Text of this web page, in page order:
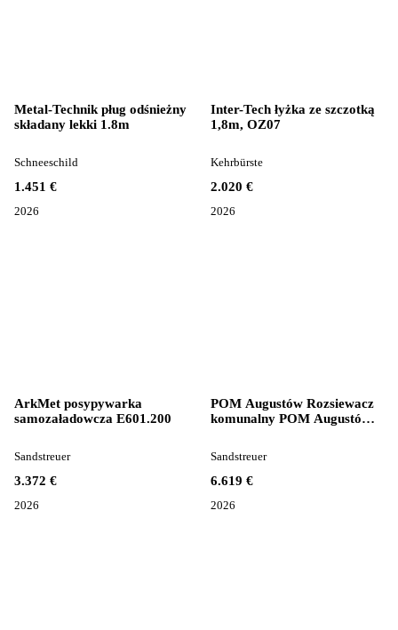
Metal-Technik pług odśnieżny
składany lekki 1.8m
1.451 €
Schneeschild
2026
Inter-Tech łyżka ze szczotką
1,8m, OZ07
2.020 €
Kehrbürste
2026
ArkMet posypywarka
samozaładowcza E601.200
3.372 €
Sandstreuer
2026
POM Augustów Rozsiewacz
komunalny POM Augustów
6.619 €
Sandstreuer
2026